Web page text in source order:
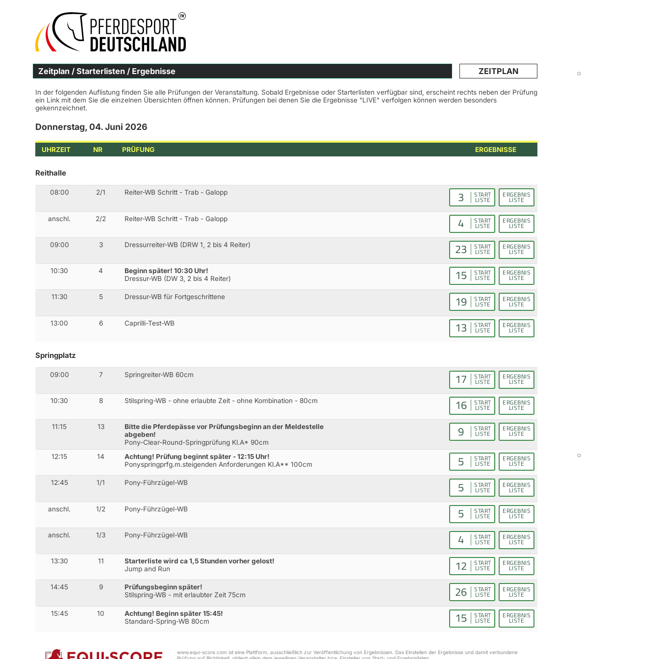
Zeitplan / Starterlisten / Ergebnisse ZEITPLAN
In der folgenden Auflistung finden Sie alle Prüfungen der Veranstaltung. Sobald Ergebnisse oder Starterlisten verfügbar sind, erscheint rechts neben der Prüfung
ein Link mit dem Sie die einzelnen Übersichten öffnen können. Prüfungen bei denen Sie die Ergebnisse "LIVE" verfolgen können werden besonders
gekennzeichnet.
Donnerstag, 04. Juni 2026
UHRZEIT NR PRÜFUNG ERGEBNISSE
Reithalle
08:00 2/1 Reiter-WB Schritt - Trab - Galopp 3 START
LISTE
ERGEBNIS
LISTE
anschl. 2/2 Reiter-WB Schritt - Trab - Galopp 4 START
LISTE
ERGEBNIS
LISTE
09:00 3 Dressurreiter-WB (DRW 1, 2 bis 4 Reiter) 23 START
LISTE
ERGEBNIS
LISTE
10:30 4
Beginn später! 10:30 Uhr!
Dressur-WB (DW 3, 2 bis 4 Reiter)
15 START
LISTE
ERGEBNIS
LISTE
11:30 5 Dressur-WB für Fortgeschrittene 19 START
LISTE
ERGEBNIS
LISTE
13:00 6 Caprilli-Test-WB 13 START
LISTE
ERGEBNIS
LISTE
Springplatz
09:00 7 Springreiter-WB 60cm 17 START
LISTE
ERGEBNIS
LISTE
10:30 8 Stilspring-WB - ohne erlaubte Zeit - ohne Kombination - 80cm 16 START
LISTE
ERGEBNIS
LISTE
11:15 13
Bitte die Pferdepässe vor Prüfungsbeginn an der Meldestelle
abgeben!
Pony-Clear-Round-Springprüfung Kl.A* 90cm
9 START
LISTE
ERGEBNIS
LISTE
12:15 14
Achtung! Prüfung beginnt später - 12:15 Uhr!
Ponyspringprfg.m.steigenden Anforderungen Kl.A** 100cm
5 START
LISTE
ERGEBNIS
LISTE
12:45 1/1 Pony-Führzügel-WB 5 START
LISTE
ERGEBNIS
LISTE
anschl. 1/2 Pony-Führzügel-WB 5 START
LISTE
ERGEBNIS
LISTE
anschl. 1/3 Pony-Führzügel-WB 4 START
LISTE
ERGEBNIS
LISTE
13:30 11
Starterliste wird ca 1,5 Stunden vorher gelost!
Jump and Run
12 START
LISTE
ERGEBNIS
LISTE
14:45 9
Prüfungsbeginn später!
Stilspring-WB - mit erlaubter Zeit 75cm
26 START
LISTE
ERGEBNIS
LISTE
15:45 10
Achtung! Beginn später 15:45!
Standard-Spring-WB 80cm
15 START
LISTE
ERGEBNIS
LISTE
www.equi-score.com ist eine Plattform, ausschließlich zur Veröffentlichung von Ergebnissen. Das Einstellen der Ergebnisse und damit verbundene